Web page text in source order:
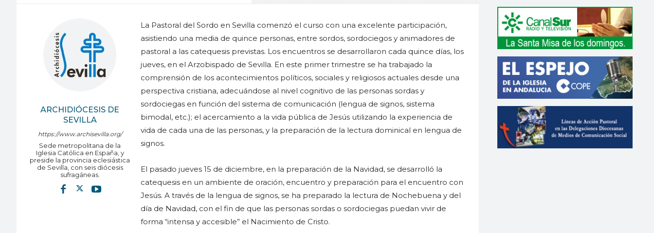
ARCHIDIÓCESIS DE
SEVILLA
https://www.archisevilla.org/
Sede metropolitana de la
Iglesia Católica en España, y
preside la provincia eclesiástica
de Sevilla, con seis diócesis
sufragáneas.
La Pastoral del Sordo en Sevilla comenzó el curso con una excelente participación,
asistiendo una media de quince personas, entre sordos, sordociegos y animadores de
pastoral a las catequesis previstas. Los encuentros se desarrollaron cada quince días, los
jueves, en el Arzobispado de Sevilla. En este primer trimestre se ha trabajado la
comprensión de los acontecimientos políticos, sociales y religiosos actuales desde una
perspectiva cristiana, adecuándose al nivel cognitivo de las personas sordas y
sordociegas en función del sistema de comunicación (lengua de signos, sistema
bimodal, etc.); el acercamiento a la vida pública de Jesús utilizando la experiencia de
vida de cada una de las personas, y la preparación de la lectura dominical en lengua de
signos.
El pasado jueves 15 de diciembre, en la preparación de la Navidad, se desarrolló la
catequesis en un ambiente de oración, encuentro y preparación para el encuentro con
Jesús. A través de la lengua de signos, se ha preparado la lectura de Nochebuena y del
día de Navidad, con el fin de que las personas sordas o sordociegas puedan vivir de
forma “intensa y accesible” el Nacimiento de Cristo.